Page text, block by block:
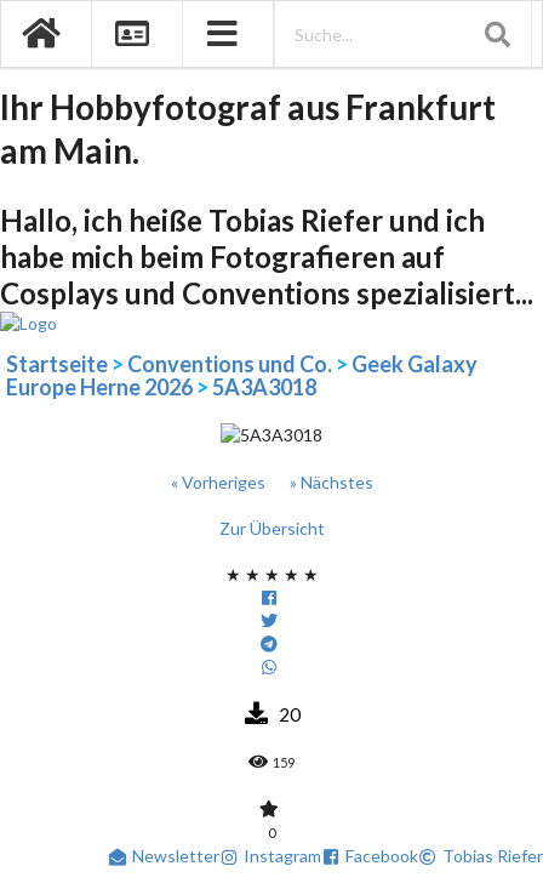
Ihr Hobbyfotograf aus Frankfurt
am Main.
Hallo, ich heiße Tobias Riefer und ich
habe mich beim Fotografieren auf
Cosplays und Conventions spezialisiert...
Startseite > Conventions und Co. > Geek Galaxy
Europe Herne 2026 >5A3A3018
« Vorheriges » Nächstes
Zur Übersicht
★ ★ ★ ★ ★
20
159
0
Newsletter Instagram Facebook Tobias Riefer